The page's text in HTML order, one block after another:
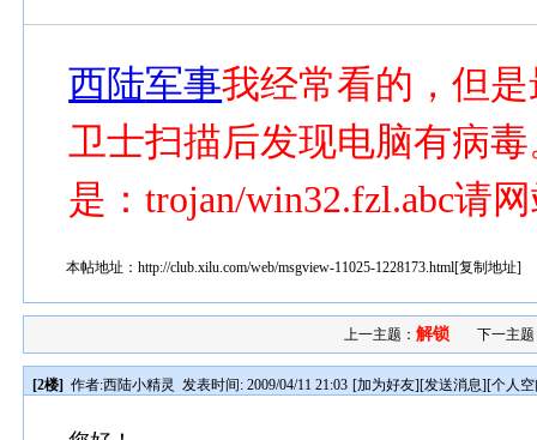
西陆军事我经常看的，但
卫士扫描后发现电脑有病
是：trojan/win32.fzl.abc请
本帖地址：http://club.xilu.com/web/msgview-11025-1228173.html[复制地址]
上一主题： 解锁 下一主题
[2楼] 作者:西陆小精灵 发表时间: 2009/04/11 21:03 [加为好友][发送消息][个人